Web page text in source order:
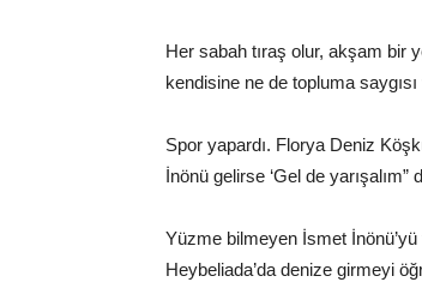
Her sabah tıraş olur, akşam bir
kendisine ne de topluma saygısı
Spor yapardı. Florya Deniz
İnönü gelirse ‘Gel de yarışalım”
Yüzme bilmeyen İsmet
Heybeliada’da denize girmeyi